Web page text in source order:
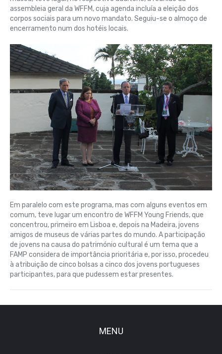
assembleia geral da WFFM, cuja agenda incluía a eleição dos
corpos sociais para um novo mandato. Seguiu-se o almoço de
encerramento num dos hotéis locais.
Em paralelo com este programa, mas com alguns eventos em
comum, teve lugar um encontro de WFFM Young Friends, que
concentrou, primeiro em Lisboa e, depois na Madeira, jovens
amigos de museus de várias partes do mundo. A participação
de jovens na causa do património cultural é um tema que a
FAMP considera de importância prioritária e, por isso, procedeu
à atribuição de cinco bolsas a cinco dos jovens portugueses
participantes, para que pudessem estar presentes.
MENU